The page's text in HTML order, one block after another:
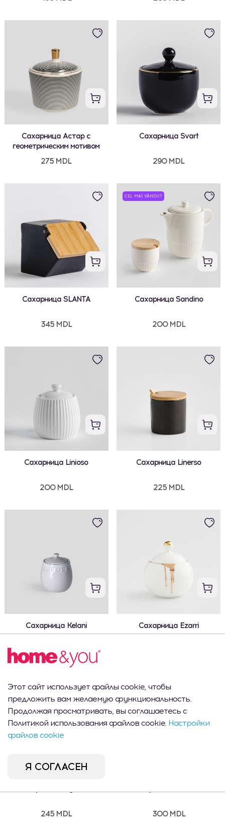
Сахарница Астар с
геометрическим мотивом
275 MDL
Сахарница Svart
290 MDL
Сахарница SLANTA
345 MDL
CEL MAI VÂNDUT
Сахарница Sandino
200 MDL
Сахарница Linioso
200 MDL
Сахарница Linerso
225 MDL
Сахарница Kelani
215 MDL
Сахарница Ezarri
CEL MAI VÂNDUT
245 MDL 300 MDL
Этот сайт использует файлы cookie, чтобы
предложить вам желаемую функциональность.
Продолжая просматривать, вы соглашаетесь с
Политикой использования файлов cookie. Настройки
файлов cookie
Я СОГЛАСЕН